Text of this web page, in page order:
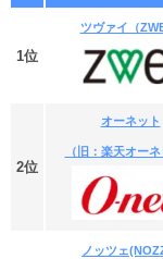
1位
ツヴァイ（
2位
オーネット
（旧：楽天オーネ
ノッツェ